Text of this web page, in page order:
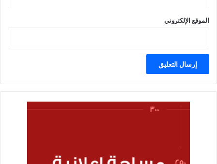
الموقع الإلكتروني